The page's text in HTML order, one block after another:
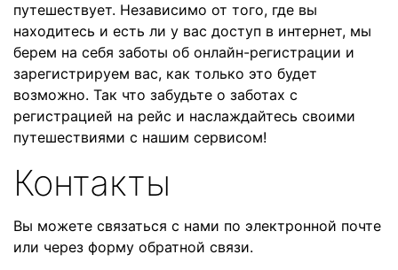
путешествует. Независимо от того, где вы
находитесь и есть ли у вас доступ в интернет, мы
берем на себя заботы об онлайн-регистрации и
зарегистрируем вас, как только это будет
возможно. Так что забудьте о заботах с
регистрацией на рейс и наслаждайтесь своими
путешествиями с нашим сервисом!
Контакты
Вы можете связаться с нами по электронной почте
или через форму обратной связи.